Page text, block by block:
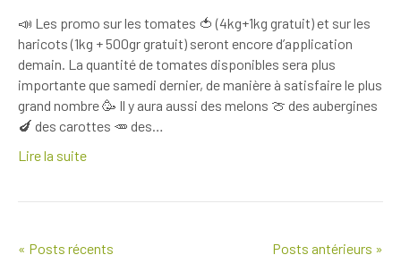
📣 Les promo sur les tomates 🍅 (4kg+1kg gratuit) et sur les
haricots (1kg + 500gr gratuit) seront encore d’application
demain. La quantité de tomates disponibles sera plus
importante que samedi dernier, de manière à satisfaire le plus
grand nombre 🥳 Il y aura aussi des melons 🍈 des aubergines
🍆 des carottes 🥕 des…
Lire la suite
« Posts récents Posts antérieurs »